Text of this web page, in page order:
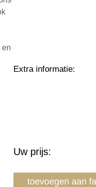
Extra informatie:
Uw prijs:
toevoegen aan
en